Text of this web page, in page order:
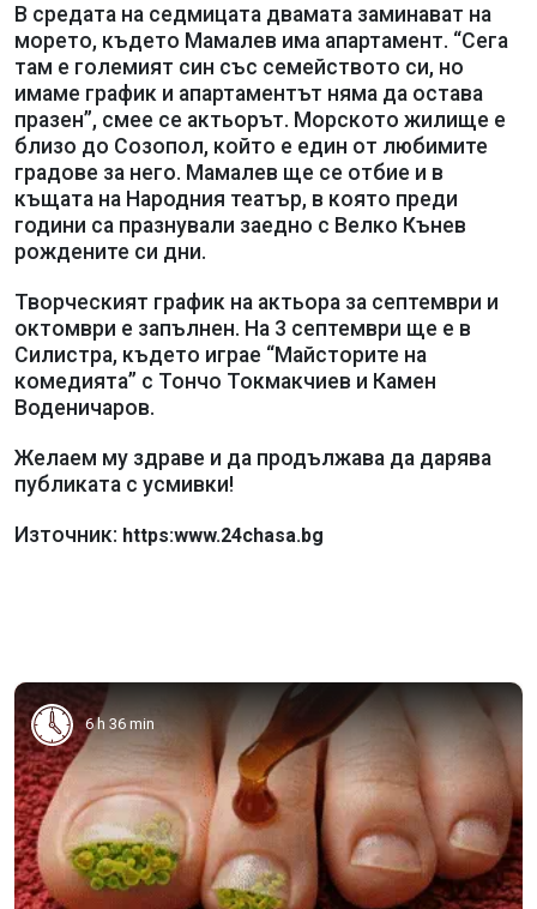
В средата на седмицата двамата заминават на
морето, където Мамалев има апартамент. “Сега
там е големият син със семейството си, но
имаме график и апартаментът няма да остава
празен”, смее се актьорът. Морското жилище е
близо до Созопол, който е един от любимите
градове за него. Мамалев ще се отбие и в
къщата на Народния театър, в която преди
години са празнували заедно с Велко Кънев
рождените си дни.
Творческият график на актьора за септември и
октомври е запълнен. На 3 септември ще е в
Силистра, където играе “Майсторите на
комедията” с Тончо Токмакчиев и Камен
Воденичаров.
Желаем му здраве и да продължава да дарява
публиката с усмивки!
Източник: https:www.24chasa.bg
6 h 36 min